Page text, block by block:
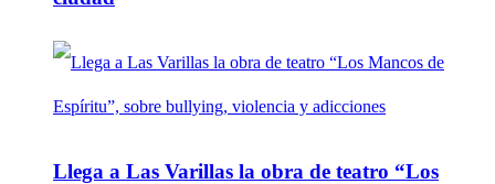
Llega a Las Varillas la obra de teatro “Los